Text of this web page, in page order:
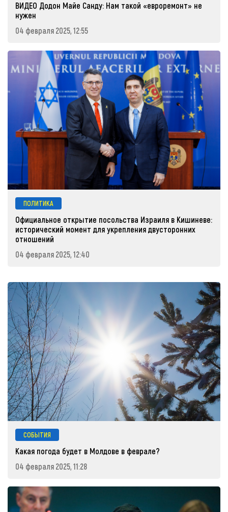
ВИДЕО Додон Майе Санду: Нам такой «евроремонт» не
нужен
04 февраля 2025, 12:55
ПОЛИТИКА
Официальное открытие посольства Израиля в Кишиневе:
исторический момент для укрепления двусторонних
отношений
04 февраля 2025, 12:40
СОБЫТИЯ
Какая погода будет в Молдове в феврале?
04 февраля 2025, 11:28